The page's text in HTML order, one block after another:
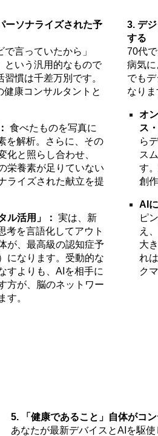
ーソナライズされた予
言っていたから」
という汎用的なもので
慣は千差万別です。
康コンサルタントと
食べたものを写真に
を解析。さらに、その
化と照らし合わせ、
栄養素が足りていない
ライズされた献立を提
ル活用」： 実は、新
考を言語化してアウト
が、最高級の認知症予
になります。受動的な
すよりも、AIを相手に
方が、脳のネットワー
す。
3. デ
する
70代
病気
でも
なりま
オ
ス
ら
ス
す
創
AI
ピ
え
大
れ
ク
5. 「健康であること」自体がコ
あなたが最新デバイスとAIを駆